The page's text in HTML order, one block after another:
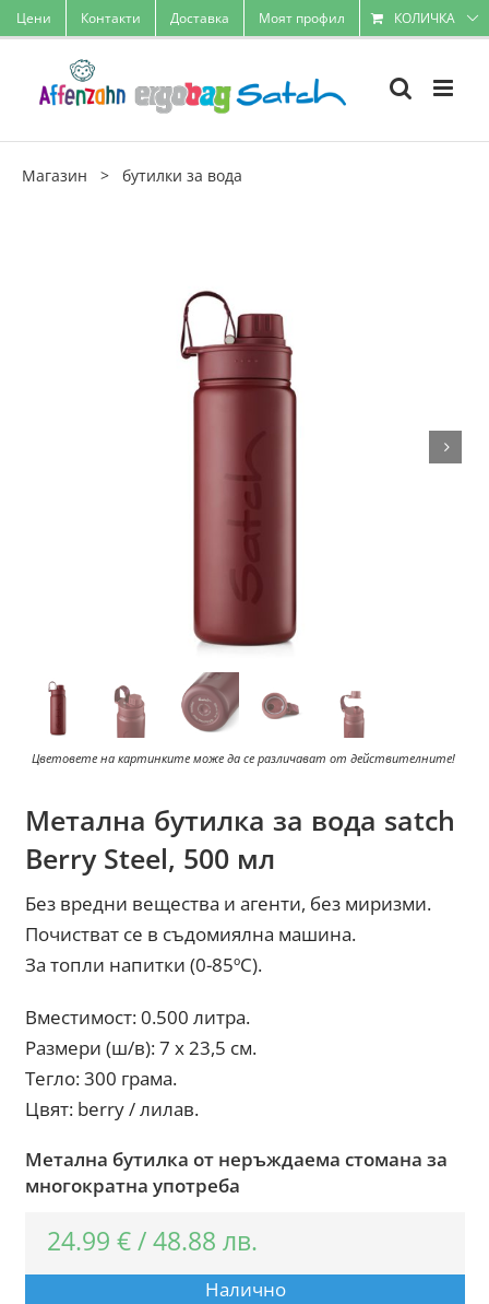
Skip
to
Цени Контакти Доставка Моят профил КОЛИЧКА
Магазин > бутилки за вода
Цветовете на картинките може да се различават от действителните!
Метална бутилка за вода satch
Berry Steel, 500 мл
Без вредни вещества и агенти, без миризми.
Почистват се в съдомиялна машина.
За топли напитки (0-85ºC).
Вместимост: 0.500 литра.
Размери (ш/в): 7 x 23,5 см.
Тегло: 300 грама.
Цвят: berry / лилав.
Метална бутилка от неръждаема стомана за
многократна употреба
24.99€ /48.88лв.
Налично